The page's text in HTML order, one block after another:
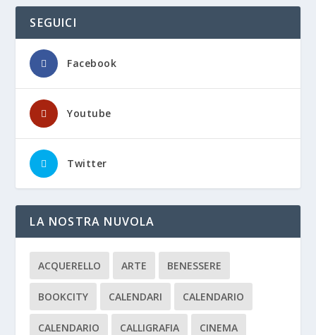
SEGUICI
Facebook
Youtube
Twitter
LA NOSTRA NUVOLA
ACQUERELLO ARTE BENESSERE
BOOKCITY CALENDARI CALENDARIO
CALENDARIO CALLIGRAFIA CINEMA